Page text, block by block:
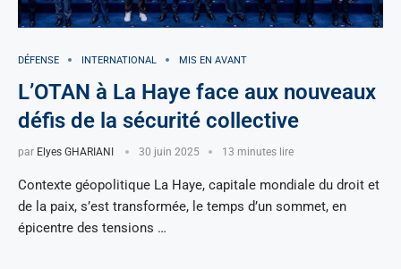
DÉFENSE INTERNATIONAL MIS EN AVANT
L’OTAN à La Haye face aux nouveaux
défis de la sécurité collective
par Elyes GHARIANI 30 juin 2025 13 minutes lire
Contexte géopolitique La Haye, capitale mondiale du droit et
de la paix, s’est transformée, le temps d’un sommet, en
épicentre des tensions …